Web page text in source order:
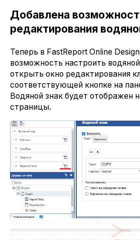
Добавлена
редактирования
Теперь в FastReport Online
возможность настроить
открыть окно редактирования
соответствующей кнопке на
Водяной знак будет отображен
страницы.